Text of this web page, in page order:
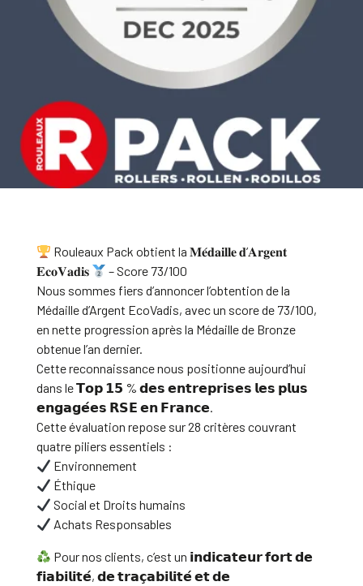
Rouleaux Pack obtient la 𝐌𝐞́𝐝𝐚𝐢𝐥𝐥𝐞 𝐝’𝐀𝐫𝐠𝐞𝐧𝐭
𝐄𝐜𝐨𝐕𝐚𝐝𝐢𝐬
– Score 73/100
Nous sommes fiers d’annoncer l’obtention de la
Médaille d’Argent EcoVadis, avec un score de 73/100,
en nette progression après la Médaille de Bronze
obtenue l’an dernier.
Cette reconnaissance nous positionne aujourd’hui
dans le 𝗧𝗼𝗽 𝟭𝟱 % 𝗱𝗲𝘀 𝗲𝗻𝘁𝗿𝗲𝗽𝗿𝗶𝘀𝗲𝘀 𝗹𝗲𝘀 𝗽𝗹𝘂𝘀
𝗲𝗻𝗴𝗮𝗴𝗲́𝗲𝘀 𝗥𝗦𝗘 𝗲𝗻 𝗙𝗿𝗮𝗻𝗰𝗲.
Cette évaluation repose sur 28 critères couvrant
quatre piliers essentiels :
Environnement
Éthique
Social et Droits humains
Achats Responsables
Pour nos clients, c’est un 𝗶𝗻𝗱𝗶𝗰𝗮𝘁𝗲𝘂𝗿 𝗳𝗼𝗿𝘁 𝗱𝗲
𝗳𝗶𝗮𝗯𝗶𝗹𝗶𝘁𝗲́, 𝗱𝗲 𝘁𝗿𝗮𝗰̧𝗮𝗯𝗶𝗹𝗶𝘁𝗲́ 𝗲𝘁 𝗱𝗲